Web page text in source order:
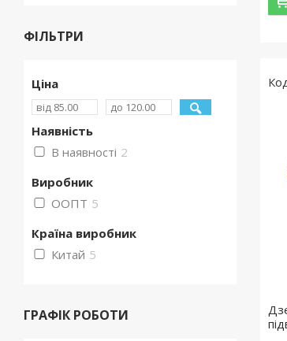
ФІЛЬТРИ
Ціна
Наявність
В наявності 2
Виробник
ООПТ 5
Країна виробник
Китай 5
ГРАФІК РОБОТИ